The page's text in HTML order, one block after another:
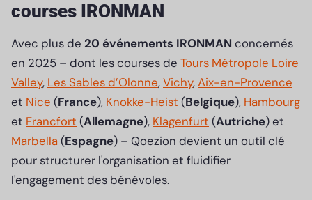
courses IRONMAN
Avec plus de 20 événements IRONMAN concernés
en 2025 – dont les courses de Tours Métropole Loire
Valley, Les Sables d’Olonne,Vichy,Aix-en-Provence
et Nice (France), Knokke-Heist (Belgique), Hambourg
et Francfort (Allemagne), Klagenfurt (Autriche) et
Marbella(Espagne) – Qoezion devient un outil clé
pour structurer l'organisation et fluidifier
l'engagement des bénévoles.